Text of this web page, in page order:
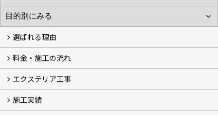
選ばれる理由
選ばれる理由
料金・施工の流れ
料金
施工の流れ
エクステリア工事
エクステリア工事
施工実績